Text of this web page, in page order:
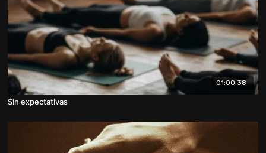
01:00:38
Sin expectativas